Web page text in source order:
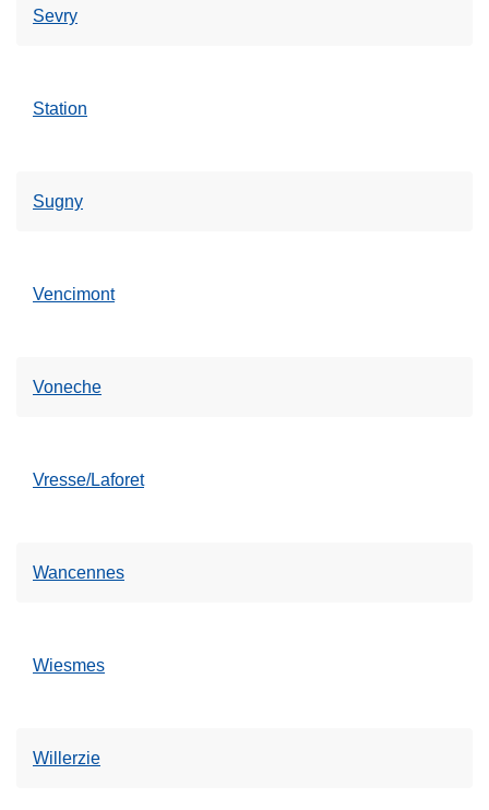
Sevry
Station
Sugny
Vencimont
Voneche
Vresse/Laforet
Wancennes
Wiesmes
Willerzie